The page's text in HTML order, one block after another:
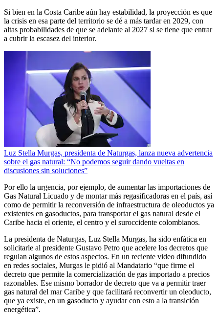
Si bien en la Costa Caribe aún hay estabilidad, la proyección es que
la crisis en esa parte del territorio se dé a más tardar en 2029, con
altas probabilidades de que se adelante al 2027 si se tiene que entrar
a cubrir la escasez del interior.
Luz Stella Murgas, presidenta de Naturgas, lanza nueva advertencia
sobre el gas natural: “No podemos seguir dando vueltas en
discusiones sin soluciones”
Por ello la urgencia, por ejemplo, de aumentar las importaciones de
Gas Natural Licuado y de montar más regasificadoras en el país, así
como de permitir la reconversión de infraestructura de oleoductos ya
existentes en gasoductos, para transportar el gas natural desde el
Caribe hacia el oriente, el centro y el suroccidente colombianos.
La presidenta de Naturgas, Luz Stella Murgas, ha sido enfática en
solicitarle al presidente Gustavo Petro que acelere los decretos que
regulan algunos de estos aspectos. En un reciente video difundido
en redes sociales, Murgas le pidió al Mandatario “que firme el
decreto que permite la comercialización de gas importado a precios
razonables. Ese mismo borrador de decreto que va a permitir traer
gas natural del mar Caribe y que facilitará reconvertir un oleoducto,
que ya existe, en un gasoducto y ayudar con esto a la transición
energética”.